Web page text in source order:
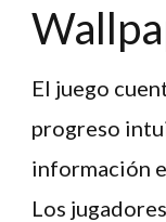
El juego
progreso
información
Los